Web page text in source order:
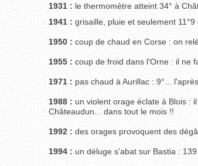
1931 : le thermomètre atteint 34° à
1941 : grisaille, pluie et seulement
1950 : coup de chaud en Corse : on
1955 : coup de froid dans l'Orne : il ne
1971 : pas chaud à Aurillac : 9°...
1988 : un violent orage éclate à Blois :
Châteaudun... dans tout le mois !!
1992 : des orages provoquent des
1994 : un déluge s'abat sur Bastia :